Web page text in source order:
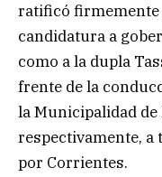
ratificó firmemente
candidatura a
como a la dupla
frente de la
la Municipalidad de
respectivamente, a
por Corrientes.